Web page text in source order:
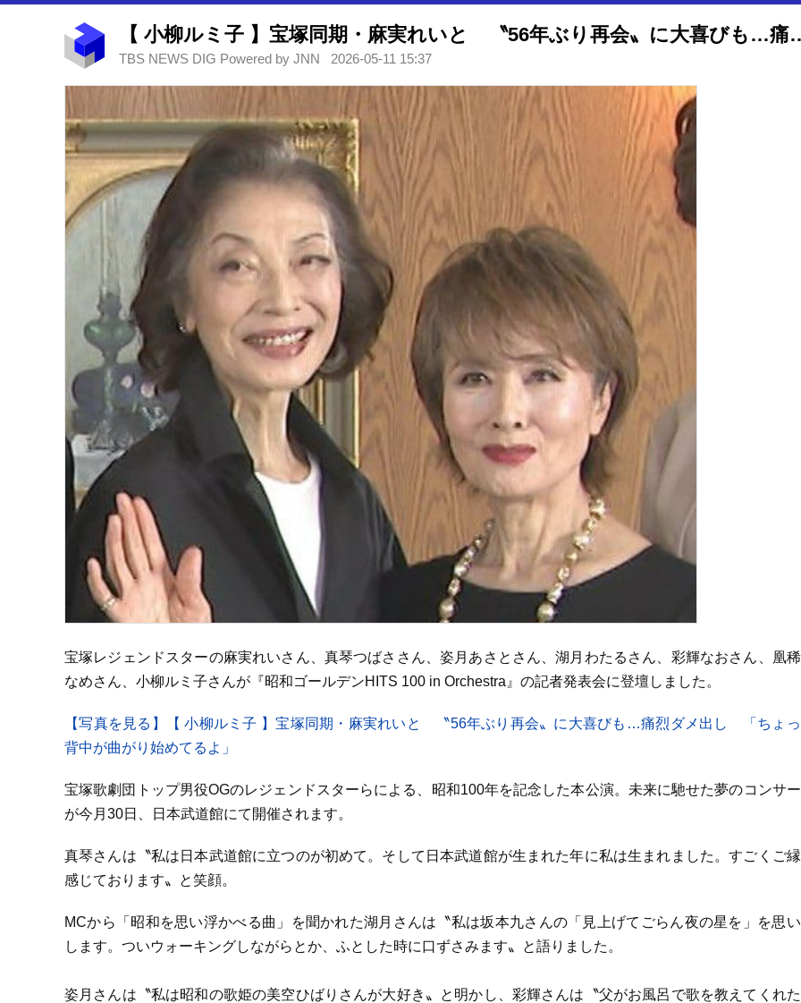
【 小柳ルミ子 】宝塚同期・麻実れいと 〝56
TBS NEWS DIG Powered by JNN 2026-05-11 15:37
宝塚レジェンドスターの麻実れいさん、真琴つばささん、姿月あさとさん、湖月わたるさん、彩輝なおさん、凰
なめさん、小柳ルミ子さんが『昭和ゴールデンHITS 100 in Orchestra』の記者発表会に登壇しました。
【写真を見る】【 小柳ルミ子 】宝塚同期・麻実れいと 〝56年ぶり再会〟に大喜びも…痛烈ダメ出し 「ちょっ
背中が曲がり始めてるよ」
宝塚歌劇団トップ男役OGのレジェンドスターらによる、昭和100年を記念した本公演。未来に馳せた夢のコンサー
が今月30日、日本武道館にて開催されます。
真琴さんは〝私は日本武道館に立つのが初めて。そして日本武道館が生まれた年に私は生まれました。すごくご
感じております〟と笑顔。
MCから「昭和を思い浮かべる曲」を聞かれた湖月さんは〝私は坂本九さんの「見上げてごらん夜の星を」を思
します。ついウォーキングしながらとか、ふとした時に口ずさみます〟と語りました。
姿月さんは〝私は昭和の歌姫の美空ひばりさんが大好き〟と明かし、彩輝さんは〝父がお風呂で歌を教えてくれた